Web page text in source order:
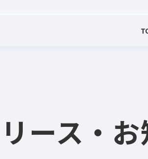
ース ・